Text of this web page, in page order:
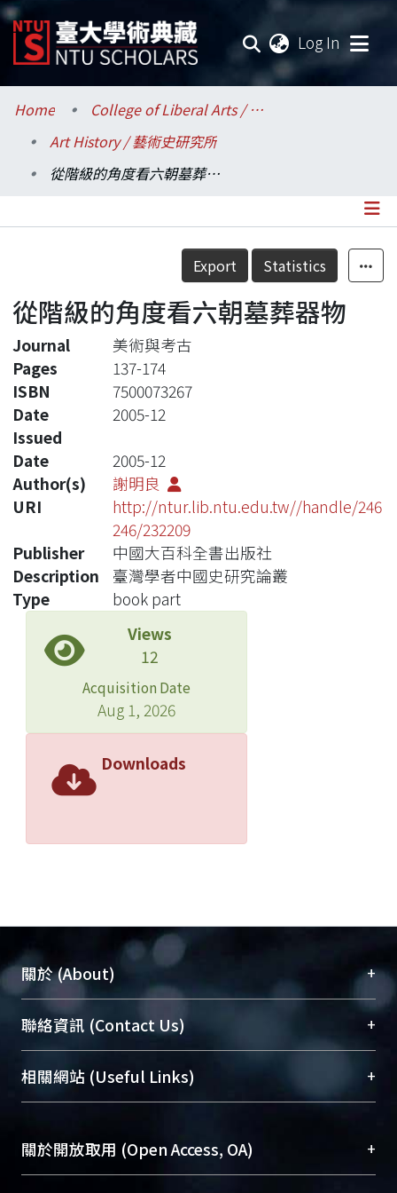
Log In
Communities & Collections
Research Outputs
Statistics
Home
College of Liberal Arts / 文學院
Art History / 藝術史研究所
從階級的角度看六朝墓葬器物
Details
Export Statistics
從階級的角度看六朝墓葬器物
Journal
美術與考古
Pages
137-174
ISBN
7500073267
Date
Issued
2005-12
Date
2005-12
Author(s)
謝明良
URI
http://ntur.lib.ntu.edu.tw//handle/246
246/232209
Publisher
中國大百科全書出版社
Description
臺灣學者中國史研究論叢
Type
book part
Views
12
Acquisition Date
Aug 1, 2026
Downloads
關於 (About) +
臺大位居世界頂尖大學之列，為永久珍藏及向國際
展現本校豐碩的研究成果及學術能量，圖書館整合
機構典藏（NTUR）與學術庫（AH）不同功能平
台，成為臺大學術典藏NTU scholars。期能整合研
成果。
To permanently archive and promote researcher
聯絡資訊 (Contact Us) +
總館學科館員(Main Library)
醫學圖書館學科館員(Medical Library)
Sciences Library)
相關網站 (Useful Links) +
關於開放取用 (Open Access, OA) +